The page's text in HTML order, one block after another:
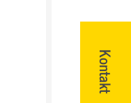
Kontakt